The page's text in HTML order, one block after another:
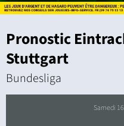
Pronostic
Stuttgart
Bundesliga
samedi